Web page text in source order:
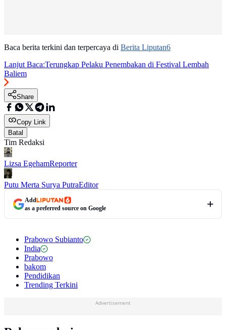
Baca berita terkini dan terpercaya di Berita Liputan6
Lanjut Baca:Terungkap Pelaku Penembakan di Festival Lembah
Baliem
Share
Copy Link
Batal
Tim Redaksi
Lizsa EgehamReporter
Putu Merta Surya PutraEditor
Add
as a preferred source on Google
Prabowo Subianto
India
Prabowo
bakom
Pendidikan
Trending Terkini
Advertisement